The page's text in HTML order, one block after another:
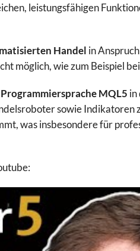
leistungsfähigen
Handel in
möglich, wie zum Beispiel
MQL5 in
sowie Indikatoren
was insbesondere für